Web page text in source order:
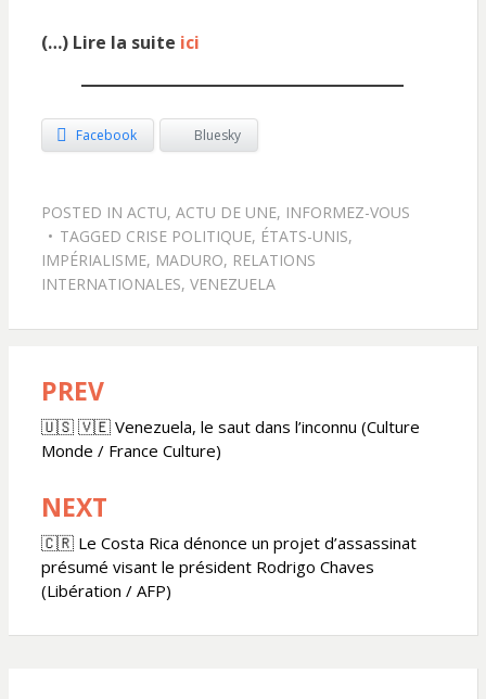
(…) Lire la suite ici
Facebook Bluesky
POSTED IN ACTU, ACTU DE UNE, INFORMEZ-VOUS
TAGGED CRISE POLITIQUE, ÉTATS-UNIS,
IMPÉRIALISME, MADURO, RELATIONS
INTERNATIONALES, VENEZUELA
Navigation
de
l’article
PREV
🇺🇸 🇻🇪 Venezuela, le saut dans l’inconnu (Culture
Monde / France Culture)
NEXT
🇨🇷 Le Costa Rica dénonce un projet d’assassinat
présumé visant le président Rodrigo Chaves
(Libération / AFP)